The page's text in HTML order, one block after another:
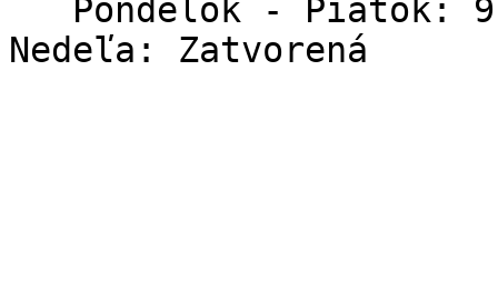
Nedeľa: Zatvorená